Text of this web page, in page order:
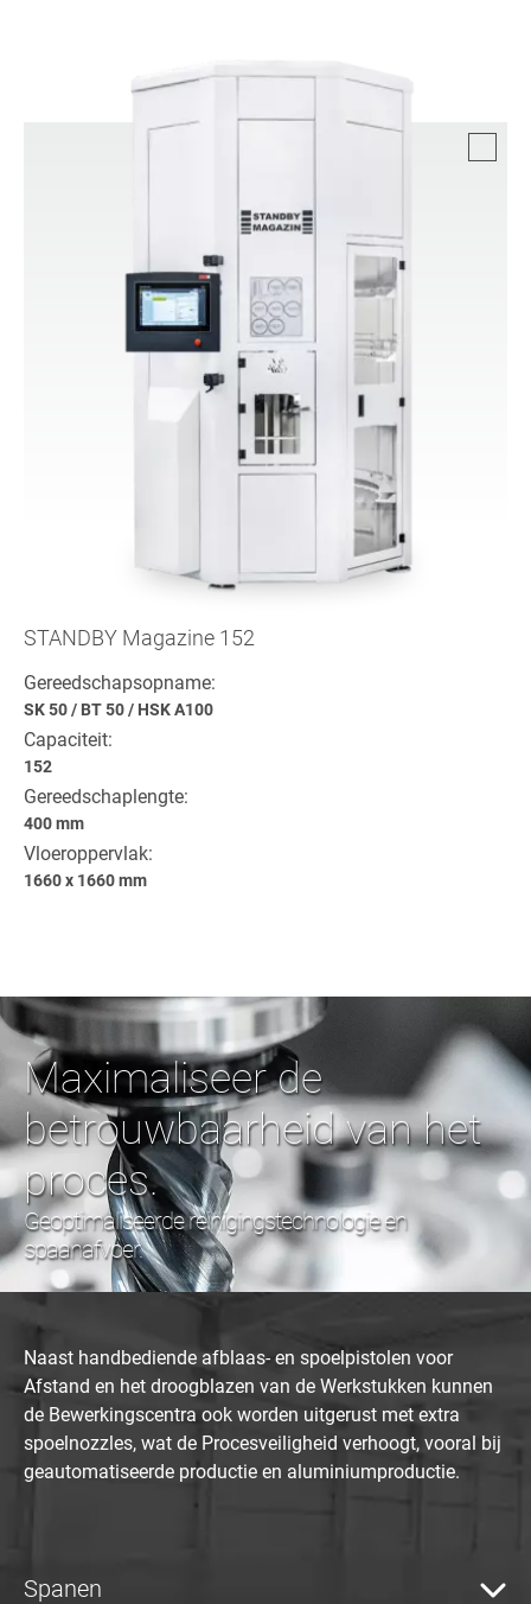
STANDBY Magazine 152
Gereedschapsopname:
SK 50/ BT 50/ HSK A100
Capaciteit:
152
Gereedschaplengte:
400 mm
Vloeroppervlak:
1660 x 1660 mm
Maximaliseer de
betrouwbaarheid van het
proces.
Geoptimaliseerde reinigingstechnologie en
spaanafvoer.
Naast handbediende afblaas- en spoelpistolen voor
Afstand en het droogblazen van de Werkstukken kunnen
de Bewerkingscentra ook worden uitgerust met extra
spoelnozzles, wat de Procesveiligheid verhoogt, vooral bij
geautomatiseerde productie en aluminiumproductie.
Spanen